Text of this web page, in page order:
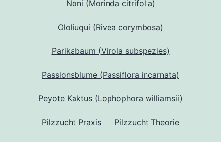
Noni (Morinda citrifolia)
Ololiuqui (Rivea corymbosa)
Parikabaum (Virola subspezies)
Passionsblume (Passiflora incarnata)
Peyote Kaktus (Lophophora williamsii)
Pilzzucht Praxis Pilzzucht Theorie